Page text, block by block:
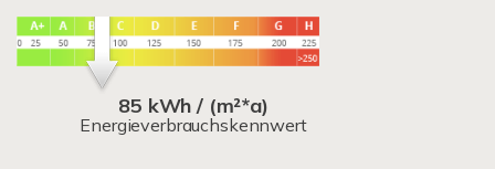
85 kWh / (m²*a)
Energieverbrauchskennwert